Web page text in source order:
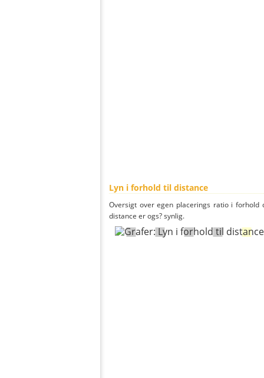
Lyn i forhold til distance
Oversigt over egen placerings ratio i
distance er ogs? synlig.